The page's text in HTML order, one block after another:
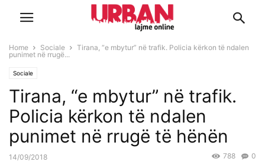
Home Sociale
Tirana, “e mbytur” në trafik. Policia kërkon të ndalen
punimet në rrugë...
Sociale
Tirana, “e mbytur” në trafik.
Policia kërkon të ndalen
punimet në rrugë të hënën
14/09/2018 0
788